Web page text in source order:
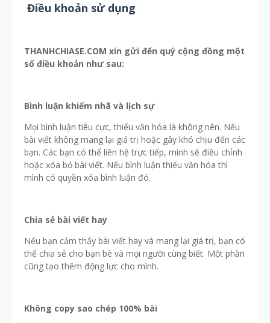
Điều khoản sử dụng
THANHCHIASE.COM xin gửi đến quý cộng đồng một
số điều khoản như sau:
Bình luận khiếm nhã và lịch sự
Mọi bình luận tiêu cực, thiếu văn hóa là không nên. Nếu
bài viết không mang lại giá trị hoặc gây khó chịu đến các
bạn. Các bạn có thể liên hệ trực tiếp, mình sẽ điều chỉnh
hoặc xóa bỏ bài viết. Nếu bình luận thiếu văn hóa thì
mình có quyền xóa bình luận đó.
Chia sẻ bài viết hay
Nếu bạn cảm thấy bài viết hay và mang lại giá trị, bạn có
thể chia sẻ cho bạn bè và mọi người cùng biết. Một phần
cũng tạo thêm động lực cho mình.
Không copy sao chép 100% bài